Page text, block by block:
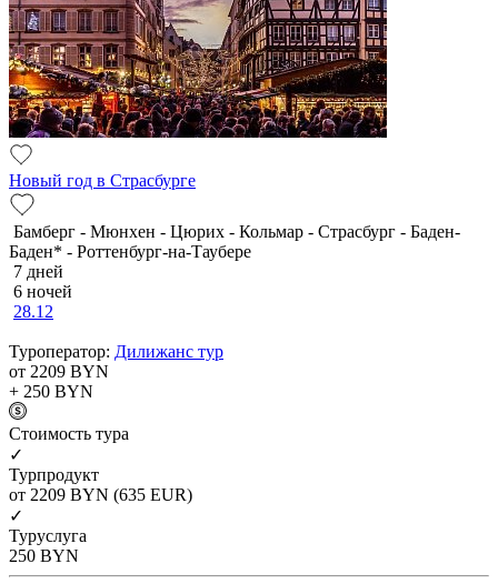
Новый год в Страсбурге
Бамберг - Мюнхен - Цюрих - Кольмар - Страсбург - Баден-
Баден* - Роттенбург-на-Таубере
7 дней
6 ночей
28.12
Туроператор: Дилижанс тур
от 2209 BYN
+ 250 BYN
Cтоимость тура
✓
Турпродукт
от 2209 BYN (635 EUR)
✓
Туруслуга
250 BYN